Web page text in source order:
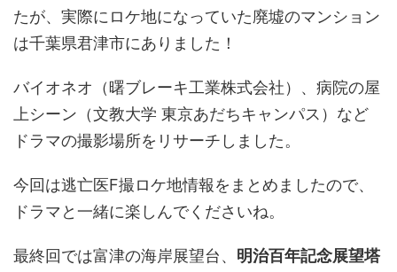
たが、実際にロケ地になっていた廃墟のマンション
は千葉県君津市にありました！
バイオネオ（曙ブレーキ工業株式会社）、病院の屋
上シーン（文教大学 東京あだちキャンパス）など
ドラマの撮影場所をリサーチしました。
今回は逃亡医F撮ロケ地情報をまとめましたので、
ドラマと一緒に楽しんでくださいね。
最終回では富津の海岸展望台、 明治百年記念展望塔